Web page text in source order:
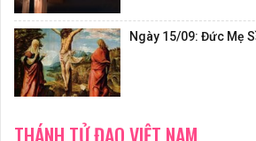
Ngày 15/09: Đức Mẹ
THÁNH TỬ ĐẠO VIỆT NAM